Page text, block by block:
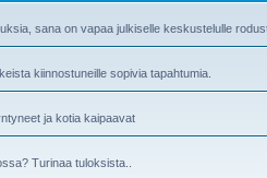
sana on vapaa julkiselle keskustelulle
kiinnostuneille sopivia tapahtumia.
ja kotia kaipaavat
Turinaa tuloksista..